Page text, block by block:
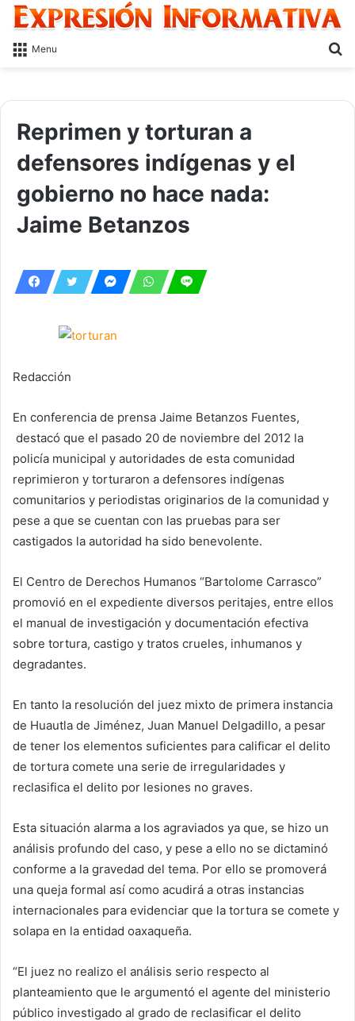
Menu
Reprimen y torturan a
defensores indígenas y el
gobierno no hace nada:
Jaime Betanzos
Redacción
En conferencia de prensa Jaime Betanzos Fuentes,
destacó que el pasado 20 de noviembre del 2012 la
policía municipal y autoridades de esta comunidad
reprimieron y torturaron a defensores indígenas
comunitarios y periodistas originarios de la comunidad y
pese a que se cuentan con las pruebas para ser
castigados la autoridad ha sido benevolente.
El Centro de Derechos Humanos “Bartolome Carrasco”
promovió en el expediente diversos peritajes, entre ellos
el manual de investigación y documentación efectiva
sobre tortura, castigo y tratos crueles, inhumanos y
degradantes.
En tanto la resolución del juez mixto de primera instancia
de Huautla de Jiménez, Juan Manuel Delgadillo, a pesar
de tener los elementos suficientes para calificar el delito
de tortura comete una serie de irregularidades y
reclasifica el delito por lesiones no graves.
Esta situación alarma a los agraviados ya que, se hizo un
análisis profundo del caso, y pese a ello no se dictaminó
conforme a la gravedad del tema. Por ello se promoverá
una queja formal así como acudirá a otras instancias
internacionales para evidenciar que la tortura se comete y
solapa en la entidad oaxaqueña.
“El juez no realizo el análisis serio respecto al
planteamiento que le argumentó el agente del ministerio
público investigado al grado de reclasificar el delito